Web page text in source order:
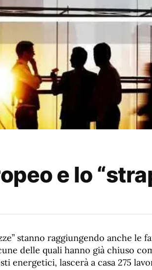
e lo
stanno raggiungendo anche le
delle quali hanno già chiuso
energetici, lascerà a casa 275